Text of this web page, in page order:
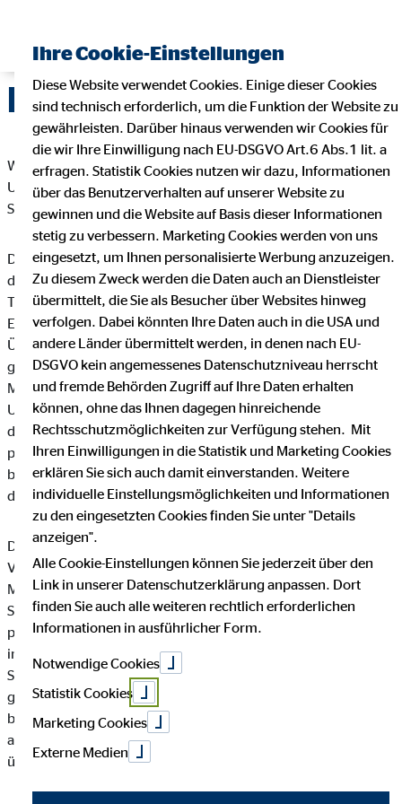
Datenschutz
Wir freuen uns sehr über Ihr Interesse an unserem
Unternehmen. Datenschutz hat einen besonders hohen
Stellenwert bei der OVB Vermögensberatung AG.
Die Verarbeitung personenbezogener Daten, beispielsweise
des Namens, der Anschrift, E-Mail-Adresse oder
Telefonnummer einer betroffenen Person, erfolgt stets im
Einklang mit der Datenschutz-Grundverordnung und in
Übereinstimmung mit den für die OVB Vermögensberatung AG
geltenden landesspezifischen Datenschutzbestimmungen.
Mittels dieser Datenschutzerklärung möchte unser
Unternehmen die Öffentlichkeit über Art, Umfang und Zweck
der von uns erhobenen, genutzten und verarbeiteten
personenbezogenen Daten informieren. Ferner werden
betroffene Personen mittels dieser Datenschutzerklärung über
die ihnen zustehenden Rechte aufgeklärt.
Die OVB Vermögensberatung AG hat als für die Verarbeitung
Verantwortlicher zahlreiche technische und organisatorische
Maßnahmen umgesetzt, um einen möglichst lückenlosen
Schutz der über diese Internetseite verarbeiteten
personenbezogenen Daten sicherzustellen. Dennoch können
internetbasierte Datenübertragungen grundsätzlich
Sicherheitslücken aufweisen, sodass ein absoluter Schutz nicht
gewährleistet werden kann. Aus diesem Grund steht es jeder
betroffenen Person frei, personenbezogene Daten auch auf
alternativen Wegen, beispielsweise telefonisch, an uns zu
übermitteln.
Ihre Cookie-Einstellungen
Diese Website verwendet Cookies. Einige dieser Cookies
sind technisch erforderlich, um die Funktion der Website zu
gewährleisten. Darüber hinaus verwenden wir Cookies für
die wir Ihre Einwilligung nach EU-DSGVO Art.6 Abs.1 lit. a
erfragen. Statistik Cookies nutzen wir dazu, Informationen
über das Benutzerverhalten auf unserer Website zu
gewinnen und die Website auf Basis dieser Informationen
stetig zu verbessern. Marketing Cookies werden von uns
eingesetzt, um Ihnen personalisierte Werbung anzuzeigen.
Zu diesem Zweck werden die Daten auch an Dienstleister
übermittelt, die Sie als Besucher über Websites hinweg
verfolgen. Dabei könnten Ihre Daten auch in die USA und
andere Länder übermittelt werden, in denen nach EU-
DSGVO kein angemessenes Datenschutzniveau herrscht
und fremde Behörden Zugriff auf Ihre Daten erhalten
können, ohne das Ihnen dagegen hinreichende
Rechtsschutzmöglichkeiten zur Verfügung stehen. Mit
Ihren Einwilligungen in die Statistik und Marketing Cookies
erklären Sie sich auch damit einverstanden. Weitere
individuelle Einstellungsmöglichkeiten und Informationen
zu den eingesetzten Cookies finden Sie unter "Details
anzeigen".
Alle Cookie-Einstellungen können Sie jederzeit über den
Link in unserer Datenschutzerklärung anpassen. Dort
finden Sie auch alle weiteren rechtlich erforderlichen
Informationen in ausführlicher Form.
Notwendige Cookies
Statistik Cookies
Marketing Cookies
Externe Medien